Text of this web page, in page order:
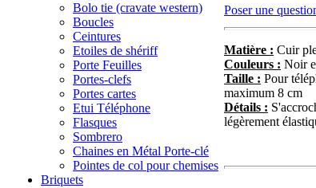
Bolo tie (cravate western)
Boucles
Ceintures
Etoiles de shériff
Porte Feuilles
Portes-clefs
Portes cartes
Etui Téléphone
Flasques
Sombrero
Chaines en Métal Porte-clé
Pointes de col pour chemises
Briquets
Poser une
Matière : Cuir
Couleurs : Noir
Taille : Pour
maximum 8 cm
Détails :
légèrement